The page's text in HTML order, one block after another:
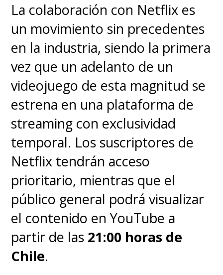
La colaboración con Netflix es
un movimiento sin precedentes
en la industria, siendo la primera
vez que un adelanto de un
videojuego de esta magnitud se
estrena en una plataforma de
streaming con exclusividad
temporal. Los suscriptores de
Netflix tendrán acceso
prioritario, mientras que el
público general podrá visualizar
el contenido en YouTube a
partir de las 21:00 horas de
Chile.